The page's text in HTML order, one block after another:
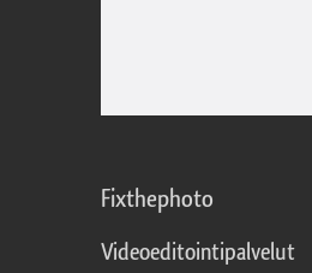
Fixthephoto
Videoeditointipalvelut